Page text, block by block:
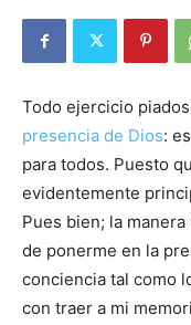
Todo ejercicio
presencia de Dios:
para todos. Puesto
evidentemente
Pues bien; la
de ponerme en la
conciencia tal como
con traer a mi